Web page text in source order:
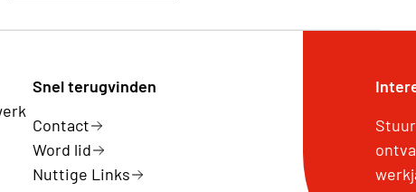
Snel terugvinden
Contact
Word lid
Nuttige Links